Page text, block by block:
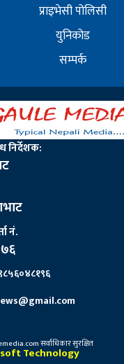
प्राइभेसी पोलिसी
युनिकोड
सम्पर्क
निर्देशक:
नं.
सर्वाधिकार सुरक्षित
Technology